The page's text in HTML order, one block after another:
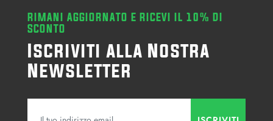
RIMANI AGGIORNATO E RICEVI IL 10% DI
SCONTO
Iscriviti alla Nostra
Newsletter